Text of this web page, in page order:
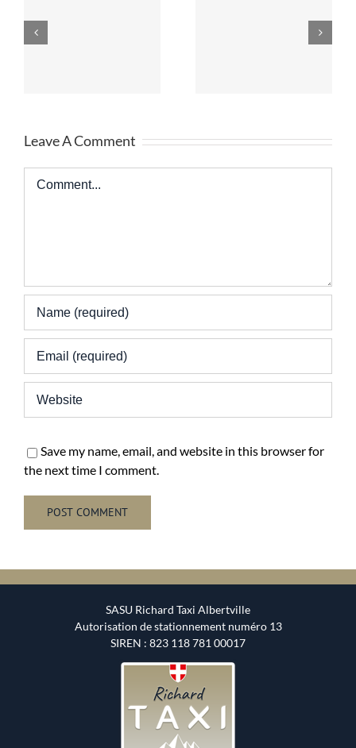
Leave A Comment
Comment
Save my name, email, and website in this browser for
the next time I comment.
SASU Richard Taxi Albertville
Autorisation de stationnement numéro 13
SIREN : 823 118 781 00017